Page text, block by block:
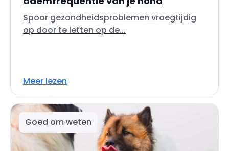
Spoor gezondheidsproblemen vroegtijdig
op door te letten op de...
Meer lezen
Goed om weten